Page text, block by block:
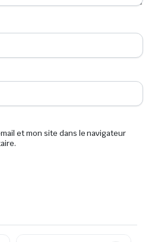
et mon site dans le navigateur